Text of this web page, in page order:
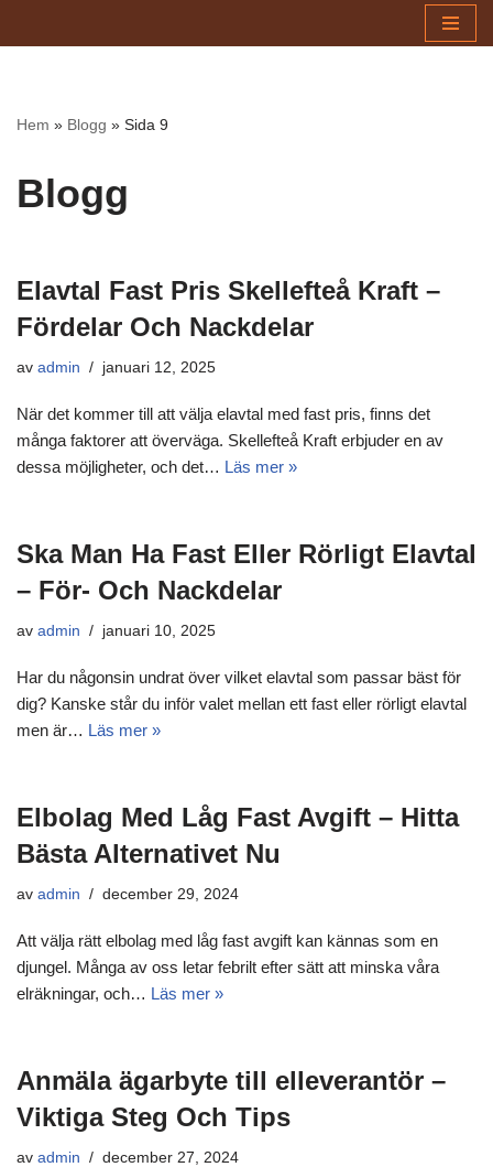
Hem » Blogg » Sida 9
Blogg
Elavtal Fast Pris Skellefteå Kraft –
Fördelar Och Nackdelar
av admin januari 12, 2025
När det kommer till att välja elavtal med fast pris, finns det
många faktorer att överväga. Skellefteå Kraft erbjuder en av
dessa möjligheter, och det… Läs mer »
Ska Man Ha Fast Eller Rörligt Elavtal
– För- Och Nackdelar
av admin januari 10, 2025
Har du någonsin undrat över vilket elavtal som passar bäst för
dig? Kanske står du inför valet mellan ett fast eller rörligt elavtal
men är… Läs mer »
Elbolag Med Låg Fast Avgift – Hitta
Bästa Alternativet Nu
av admin december 29, 2024
Att välja rätt elbolag med låg fast avgift kan kännas som en
djungel. Många av oss letar febrilt efter sätt att minska våra
elräkningar, och… Läs mer »
Anmäla ägarbyte till elleverantör –
Viktiga Steg Och Tips
av admin december 27, 2024